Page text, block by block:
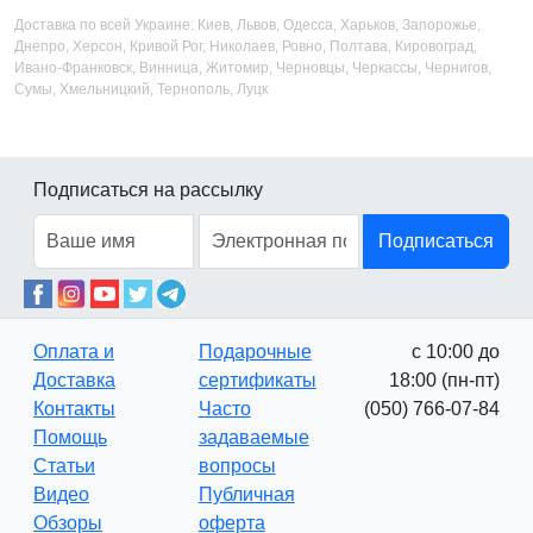
Доставка по всей Украине: Киев, Львов, Одесса, Харьков, Запорожье,
Днепро, Херсон, Кривой Рог, Николаев, Ровно, Полтава, Кировоград,
Ивано-Франковск, Винница, Житомир, Черновцы, Черкассы, Чернигов,
Сумы, Хмельницкий, Тернополь, Луцк
Подписаться на рассылку
Подписаться
Оплата и
Доставка
Контакты
Помощь
Статьи
Видео
Обзоры
Подарочные
сертификаты
Часто
задаваемые
вопросы
Публичная
оферта
с 10:00 до
18:00 (пн-пт)
(050) 766-07-84